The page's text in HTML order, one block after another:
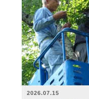
2026.07.15